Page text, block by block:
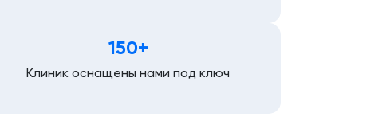
150+
Клиник оснащены нами под ключ